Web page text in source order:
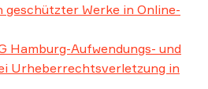
geschützter Werke in Online-
Hamburg-Aufwendungs- und
Urheberrechtsverletzung in